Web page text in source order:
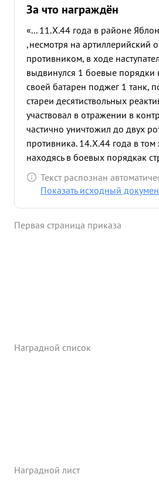
За что награждён
«... 11.Х.44 года в районе
,несмотря на артиллерийский
противником, в ходе
выдвинулся 1 боевые порядки
своей батарен поджег 1 танк,
стареи десятиствольных
участвовал в отражении в
частично уничтожил до двух
противника. 14.Х.44 года в
находясь в боевых порядкак
огнем своей батареи подавил
пулеметов рассеял до роты
Кузьмичева подавлено в
Текст распознан
Показать исходный
Первая страница приказа
Наградной список
Наградной лист